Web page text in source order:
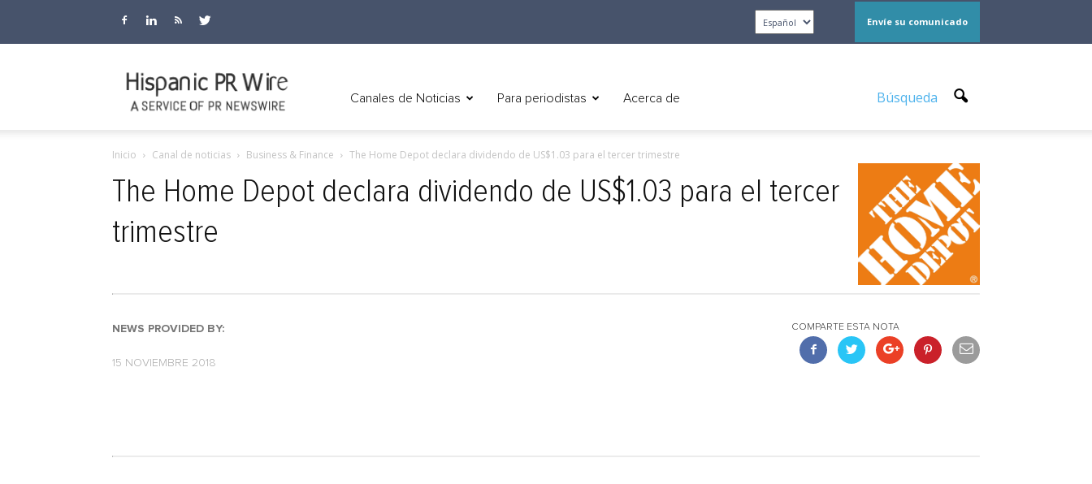
Envíe su comunicado
Canales de Noticias Para periodistas Acerca de Búsqueda
Inicio Canal de noticias Business & Finance The Home Depot declara dividendo de US$1.03 para el tercer trimestre
The Home Depot declara dividendo de US$1.03 para el tercer
trimestre
NEWS PROVIDED BY:
15 NOVIEMBRE 2018
COMPARTE ESTA NOTA